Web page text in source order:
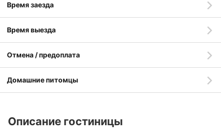
Время заезда
Время выезда
Отмена / предоплата
Домашние питомцы
Описание гостиницы